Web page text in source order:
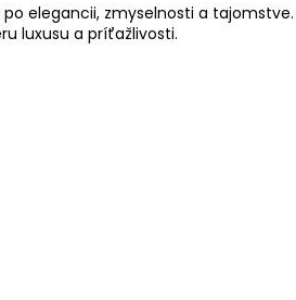
elegancii, zmyselnosti a
luxusu a príťažlivosti.